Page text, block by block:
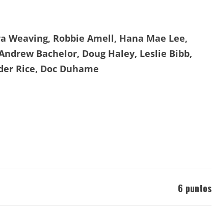
Weaving, Robbie Amell, Hana Mae Lee,
Bachelor, Doug Haley, Leslie Bibb,
Rice, Doc Duhame
6 puntos